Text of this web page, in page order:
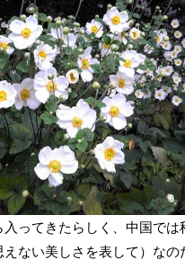
ってきたらしく、中国では
ない美しさを表して）なの